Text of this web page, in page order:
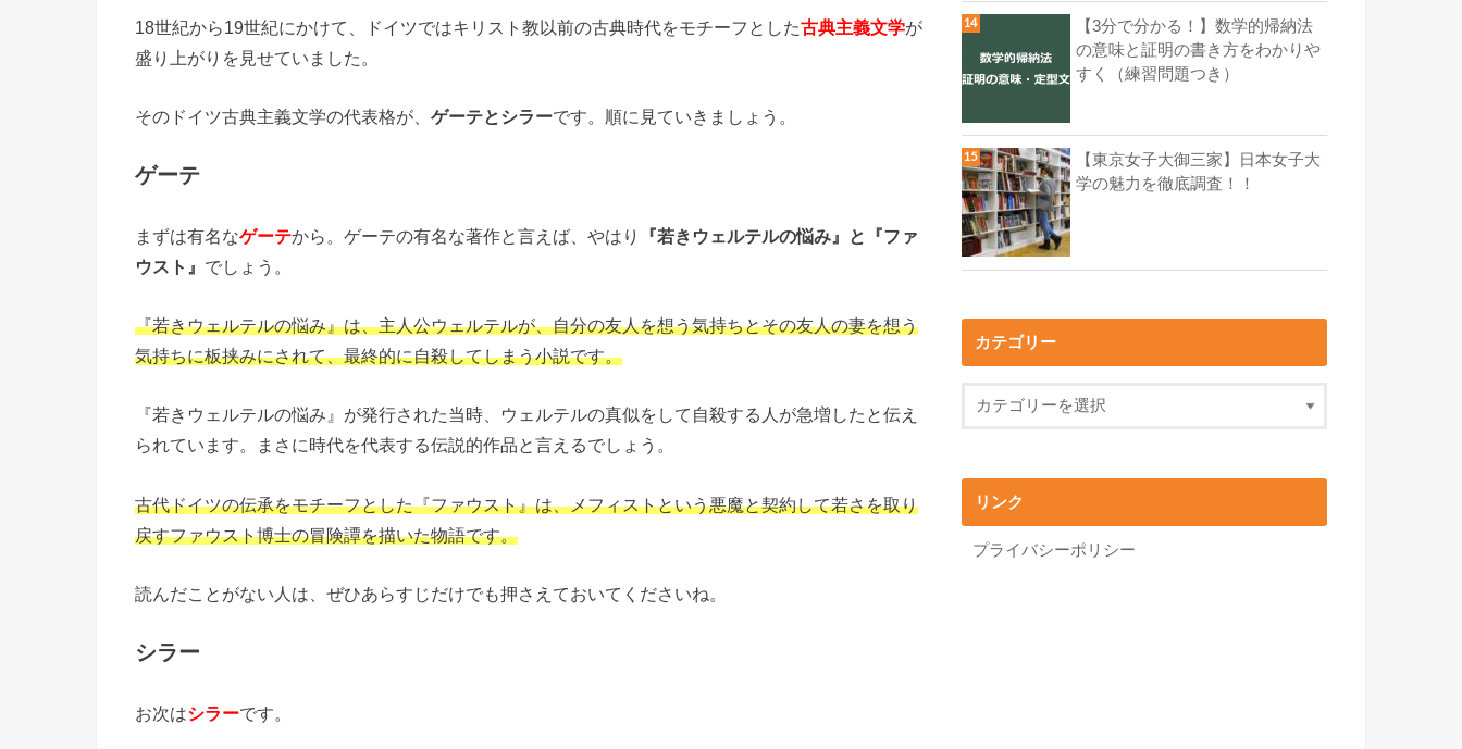
18世紀から19世紀にかけて、ドイツではキリスト教以前の古典時代をモチーフとした古典主義文学が
盛り上がりを見せていました。
そのドイツ古典主義文学の代表格が、 ゲーテとシラーです。順に見ていきましょう。
ゲーテ
まずは有名なゲーテから。ゲーテの有名な著作と言えば、やはり
『若きウェルテルの悩み』と『ファ
ウスト』 でしょう。
『若きウェルテルの悩み』は、主人公ウェルテルが、自分の友人を想う気持ちとその友人の妻を想う
気持ちに板挟みにされて、最終的に自殺してしまう小説です。
『若きウェルテルの悩み』が発行された当時、ウェルテルの真似をして自殺する人が急増したと伝え
られています。まさに時代を代表する伝説的作品と言えるでしょう。
古代ドイツの伝承をモチーフとした『ファウスト』は、メフィストという悪魔と契約して若さを取り
戻すファウスト博士の冒険譚を描いた物語です。
読んだことがない人は、ぜひあらすじだけでも押さえておいてくださいね。
シラー
お次はシラーです。
【3分で分かる！】数学的帰納法
の意味と証明の書き方をわかりや
すく（練習問題つき）
【東京女子大御三家】日本女子大
学の魅力を徹底調査！！
カテゴリー
リンク
プライバシーポリシー